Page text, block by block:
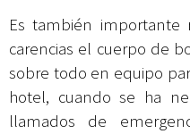
Es también importante
carencias el cuerpo de
sobre todo en equipo
hotel, cuando se ha
llamados de